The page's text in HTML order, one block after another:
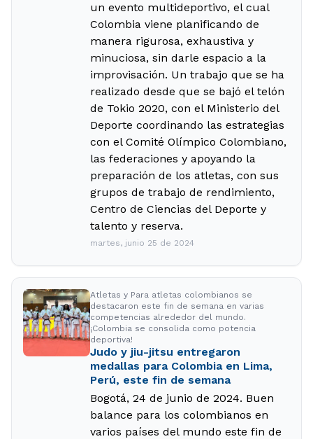
un evento multideportivo, el cual
Colombia viene planificando de
manera rigurosa, exhaustiva y
minuciosa, sin darle espacio a la
improvisación. Un trabajo que se ha
realizado desde que se bajó el telón
de Tokio 2020, con el Ministerio del
Deporte coordinando las estrategias
con el Comité Olímpico Colombiano,
las federaciones y apoyando la
preparación de los atletas, con sus
grupos de trabajo de rendimiento,
Centro de Ciencias del Deporte y
talento y reserva.
martes, junio 25 de 2024
Atletas y Para atletas colombianos se
destacaron este fin de semana en varias
competencias alrededor del mundo.
¡Colombia se consolida como potencia
deportiva!
Judo y jiu-jitsu entregaron
medallas para Colombia en Lima,
Perú, este fin de semana
Bogotá, 24 de junio de 2024. Buen
balance para los colombianos en
varios países del mundo este fin de